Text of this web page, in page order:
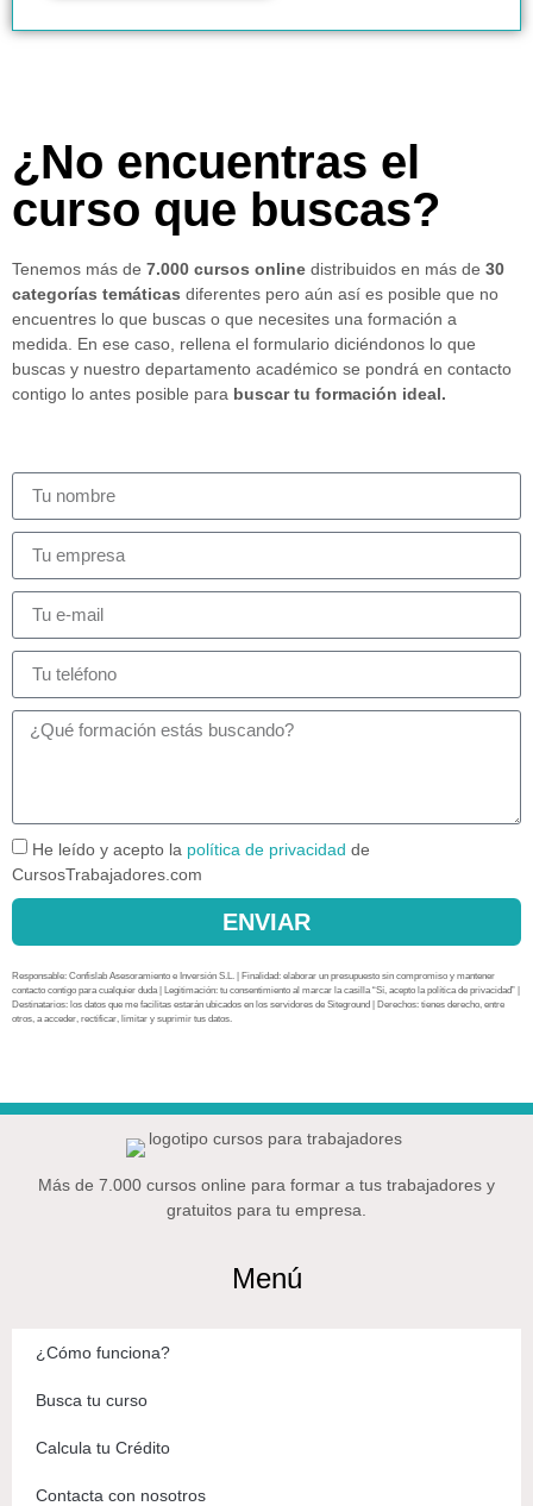
¿No encuentras el
curso que buscas?
Tenemos más de 7.000 cursos online distribuidos en más de 30
categorías temáticas diferentes pero aún así es posible que no
encuentres lo que buscas o que necesites una formación a
medida. En ese caso, rellena el formulario diciéndonos lo que
buscas y nuestro departamento académico se pondrá en contacto
contigo lo antes posible para buscar tu formación ideal.
He leído y acepto la política de privacidad de
CursosTrabajadores.com
ENVIAR
Responsable: Confislab Asesoramiento e Inversión S.L. | Finalidad: elaborar un presupuesto sin compromiso y mantener
contacto contigo para cualquier duda | Legitimación: tu consentimiento al marcar la casilla “Sí, acepto la política de privacidad” |
Destinatarios: los datos que me facilitas estarán ubicados en los servidores de Siteground | Derechos: tienes derecho, entre
otros, a acceder, rectificar, limitar y suprimir tus datos.
Más de 7.000 cursos online para formar a tus trabajadores y
gratuitos para tu empresa.
Menú
¿Cómo funciona?
Busca tu curso
Calcula tu Crédito
Contacta con nosotros